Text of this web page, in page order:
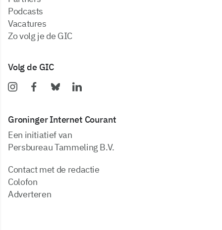
podcasts
vacatures
zo volg je de GIC
Volg de GIC
Groninger Internet Courant
Een initiatief van
Persbureau Tammeling B.V.
Contact met de redactie
Colofon
Adverteren